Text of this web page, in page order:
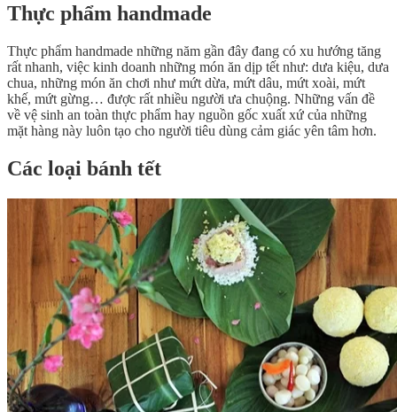
Thực phẩm handmade
Thực phẩm handmade những năm gần đây đang có xu hướng tăng
rất nhanh, việc kinh doanh những món ăn dịp tết như: dưa kiệu, dưa
chua, những món ăn chơi như mứt dừa, mứt dâu, mứt xoài, mứt
khế, mứt gừng… được rất nhiều người ưa chuộng. Những vấn đề
về vệ sinh an toàn thực phẩm hay nguồn gốc xuất xứ của những
mặt hàng này luôn tạo cho người tiêu dùng cảm giác yên tâm hơn.
Các loại bánh tết